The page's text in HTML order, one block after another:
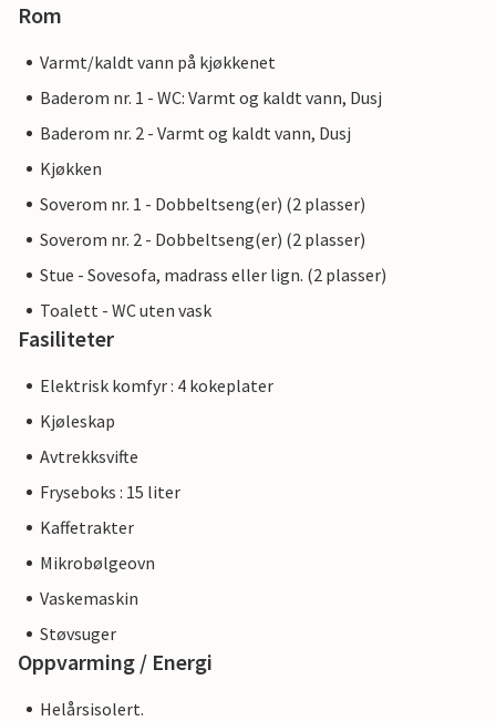
Rom
Varmt/kaldt vann på kjøkkenet
Baderom nr. 1 - WC: Varmt og kaldt vann, Dusj
Baderom nr. 2 - Varmt og kaldt vann, Dusj
Kjøkken
Soverom nr. 1 - Dobbeltseng(er) (2 plasser)
Soverom nr. 2 - Dobbeltseng(er) (2 plasser)
Stue - Sovesofa, madrass eller lign. (2 plasser)
Toalett - WC uten vask
Fasiliteter
Elektrisk komfyr : 4 kokeplater
Kjøleskap
Avtrekksvifte
Fryseboks : 15 liter
Kaffetrakter
Mikrobølgeovn
Vaskemaskin
Støvsuger
Oppvarming / Energi
Helårsisolert.